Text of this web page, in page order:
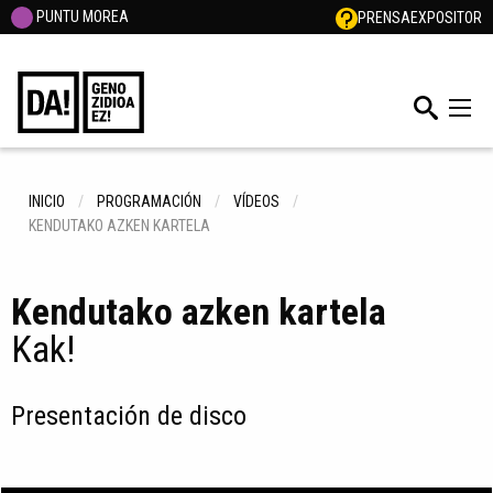
PUNTU MOREA PRENSAEXPOSITOR
INICIO PROGRAMACIÓN
VÍDEOS
KENDUTAKO AZKEN KARTELA
Kendutako azken kartela
Kak!
Presentación de disco